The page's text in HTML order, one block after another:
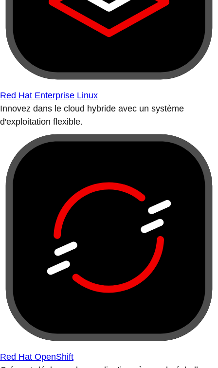
Red Hat Enterprise Linux
Innovez dans le cloud hybride avec un système
d'exploitation flexible.
Red Hat OpenShift